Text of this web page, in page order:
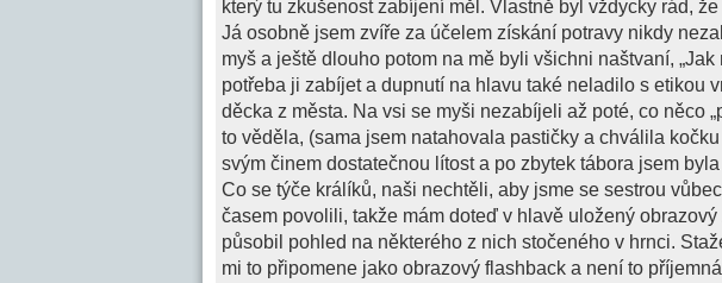
který tu zkušenost zabíjení měl. Vlastně byl vždycky rád, že
Já osobně jsem zvíře za účelem získání potravy nikdy
myš a ještě dlouho potom na mě byli všichni naštvaní,
potřeba ji zabíjet a dupnutí na hlavu také neladilo s etikou
děcka z města. Na vsi se myši nezabíjeli až poté, co něco
to věděla, (sama jsem natahovala pastičky a chválila
svým činem dostatečnou lítost a po zbytek tábora jsem
Co se týče králíků, naši nechtěli, aby jsme se sestrou
časem povolili, takže mám doteď v hlavě uložený
působil pohled na některého z nich stočeného v hrnci.
mi to připomene jako obrazový flashback a není to